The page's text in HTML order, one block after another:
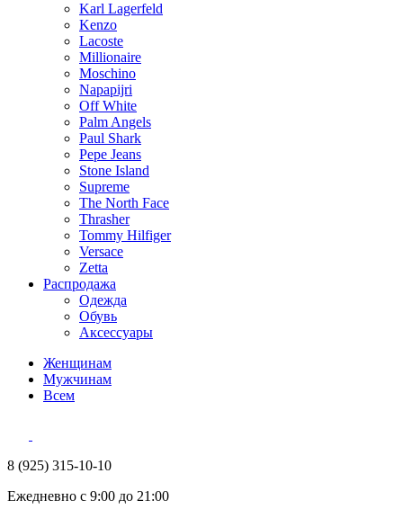
Karl Lagerfeld
Kenzo
Lacoste
Millionaire
Moschino
Napapijri
Off White
Palm Angels
Paul Shark
Pepe Jeans
Stone Island
Supreme
The North Face
Thrasher
Tommy Hilfiger
Versace
Zetta
Распродажа
Одежда
Обувь
Аксессуары
Женщинам
Мужчинам
Всем
8 (925) 315-10-10
Ежедневно с 9:00 до 21:00